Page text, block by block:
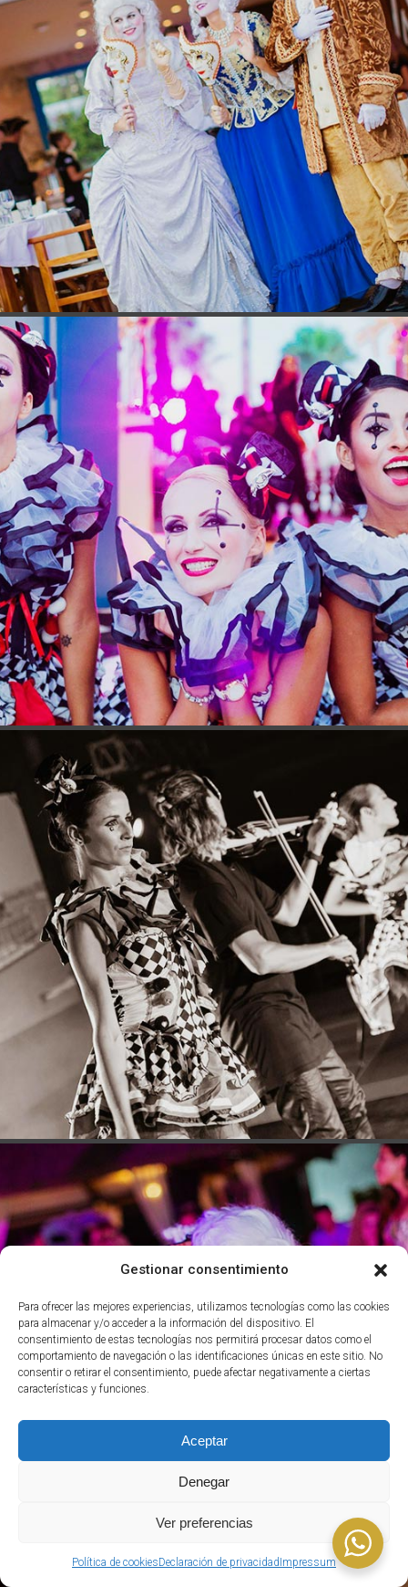
Gestionar consentimiento
Para ofrecer las mejores experiencias, utilizamos tecnologías como las cookies
para almacenar y/o acceder a la información del dispositivo. El
consentimiento de estas tecnologías nos permitirá procesar datos como el
comportamiento de navegación o las identificaciones únicas en este sitio. No
consentir o retirar el consentimiento, puede afectar negativamente a ciertas
características y funciones.
Aceptar
Denegar
Ver preferencias
Política de cookiesDeclaración de privacidad Impressum